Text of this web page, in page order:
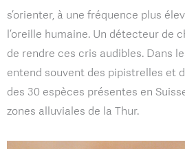
s’orienter, à une fréquence plus
l’oreille humaine. Un détecteur de
de rendre ces cris audibles. Dans
entend souvent des pipistrelles et
des 30 espèces présentes en
zones alluviales de la Thur.